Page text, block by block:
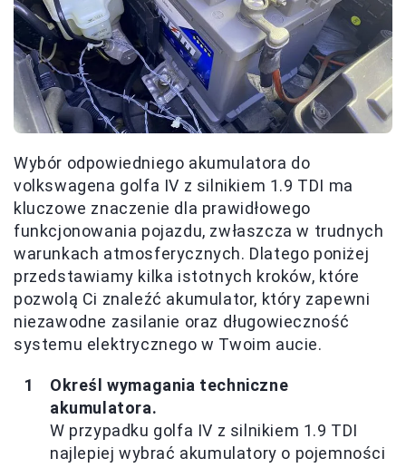
Wybór odpowiedniego akumulatora do
volkswagena golfa IV z silnikiem 1.9 TDI ma
kluczowe znaczenie dla prawidłowego
funkcjonowania pojazdu, zwłaszcza w trudnych
warunkach atmosferycznych. Dlatego poniżej
przedstawiamy kilka istotnych kroków, które
pozwolą Ci znaleźć akumulator, który zapewni
niezawodne zasilanie oraz długowieczność
systemu elektrycznego w Twoim aucie.
Określ wymagania techniczne
akumulatora.
W przypadku golfa IV z silnikiem 1.9 TDI
najlepiej wybrać akumulatory o pojemności